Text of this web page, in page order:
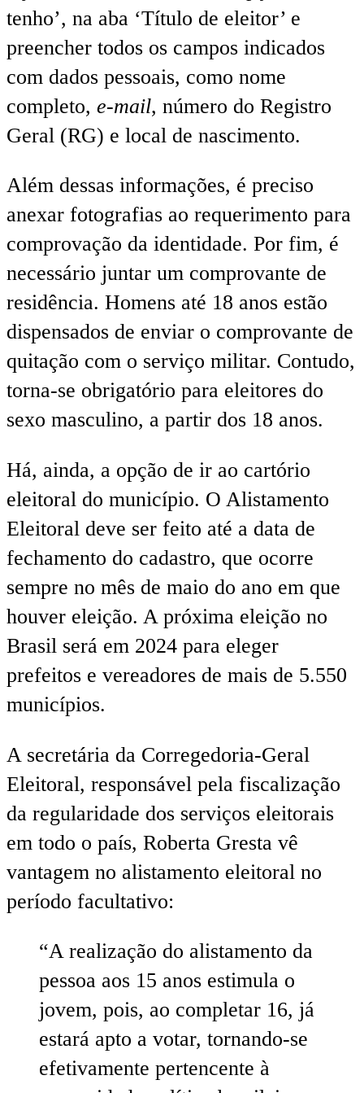
tenho’, na aba ‘Título de eleitor’ e
preencher todos os campos indicados
com dados pessoais, como nome
completo, e-mail, número do Registro
Geral (RG) e local de nascimento.
Além dessas informações, é preciso
anexar fotografias ao requerimento para
comprovação da identidade. Por fim, é
necessário juntar um comprovante de
residência. Homens até 18 anos estão
dispensados de enviar o comprovante de
quitação com o serviço militar. Contudo,
torna-se obrigatório para eleitores do
sexo masculino, a partir dos 18 anos.
Há, ainda, a opção de ir ao cartório
eleitoral do município. O Alistamento
Eleitoral deve ser feito até a data de
fechamento do cadastro, que ocorre
sempre no mês de maio do ano em que
houver eleição. A próxima eleição no
Brasil será em 2024 para eleger
prefeitos e vereadores de mais de 5.550
municípios.
A secretária da Corregedoria-Geral
Eleitoral, responsável pela fiscalização
da regularidade dos serviços eleitorais
em todo o país, Roberta Gresta vê
vantagem no alistamento eleitoral no
período facultativo:
“A realização do alistamento da
pessoa aos 15 anos estimula o
jovem, pois, ao completar 16, já
estará apto a votar, tornando-se
efetivamente pertencente à